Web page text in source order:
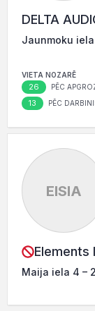
DELTA
Jaunmoku iela
VIETA NOZARĒ
26 PĒC
13 PĒC
EISIA
Elements
Maija iela 4 –